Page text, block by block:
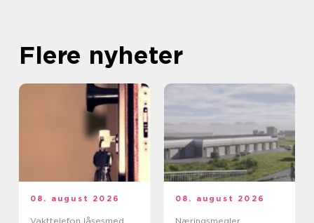
Flere nyheter
08. august 2026
Vakttelefon låsesmed
08. august 2026
Næringsmegler